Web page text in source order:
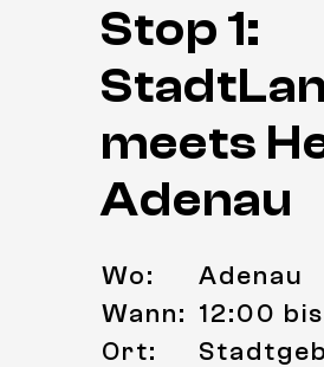
Stop 1:
meets
Adenau
Wo:
Adenau
Wann: 12:00
Ort: